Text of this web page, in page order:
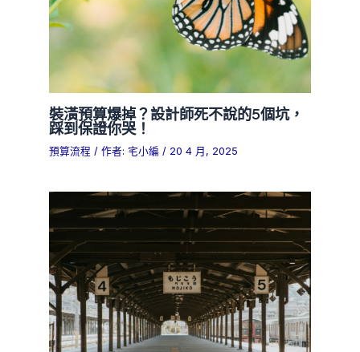
裝潢預算爆掉？設計師死不說的5個坑，
踩到保證你哭！
預算流程 / 作者: 宅小編 / 20 4 月, 2025